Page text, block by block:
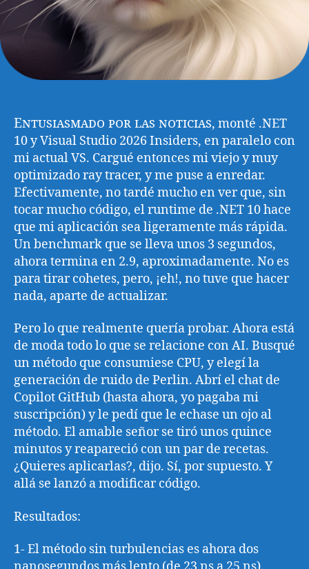
Entusiasmado por las noticias, monté .NET
10 y Visual Studio 2026 Insiders, en paralelo con
mi actual VS. Cargué entonces mi viejo y muy
optimizado ray tracer, y me puse a enredar.
Efectivamente, no tardé mucho en ver que, sin
tocar mucho código, el runtime de .NET 10 hace
que mi aplicación sea ligeramente más rápida.
Un benchmark que se lleva unos 3 segundos,
ahora termina en 2.9, aproximadamente. No es
para tirar cohetes, pero, ¡eh!, no tuve que hacer
nada, aparte de actualizar.
Pero lo que realmente quería probar. Ahora está
de moda todo lo que se relacione con AI. Busqué
un método que consumiese CPU, y elegí la
generación de ruido de Perlin. Abrí el chat de
Copilot GitHub (hasta ahora, yo pagaba mi
suscripción) y le pedí que le echase un ojo al
método. El amable señor se tiró unos quince
minutos y reapareció con un par de recetas.
¿Quieres aplicarlas?, dijo. Sí, por supuesto. Y
allá se lanzó a modificar código.
Resultados:
1- El método sin turbulencias es ahora dos